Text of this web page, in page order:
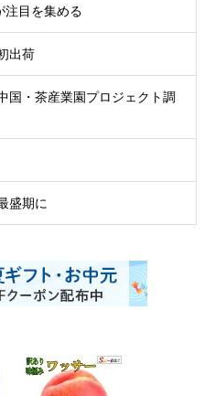
注目を集める
出荷
国・茶産業園プロジェクト調
盛期に